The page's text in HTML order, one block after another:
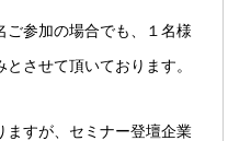
参加の場合でも、１名様
させて頂いております。
すが、セミナー登壇企業